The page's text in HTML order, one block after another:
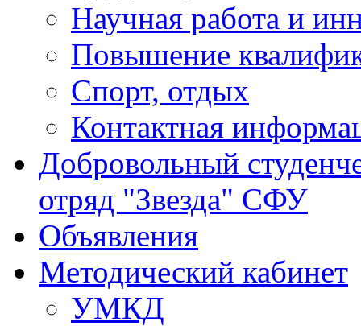
Научная работа и
Повышение
Спорт, отдых
Контактная
Добровольный
отряд "Звезда" СФУ
Объявления
Методический кабинет
УМКД